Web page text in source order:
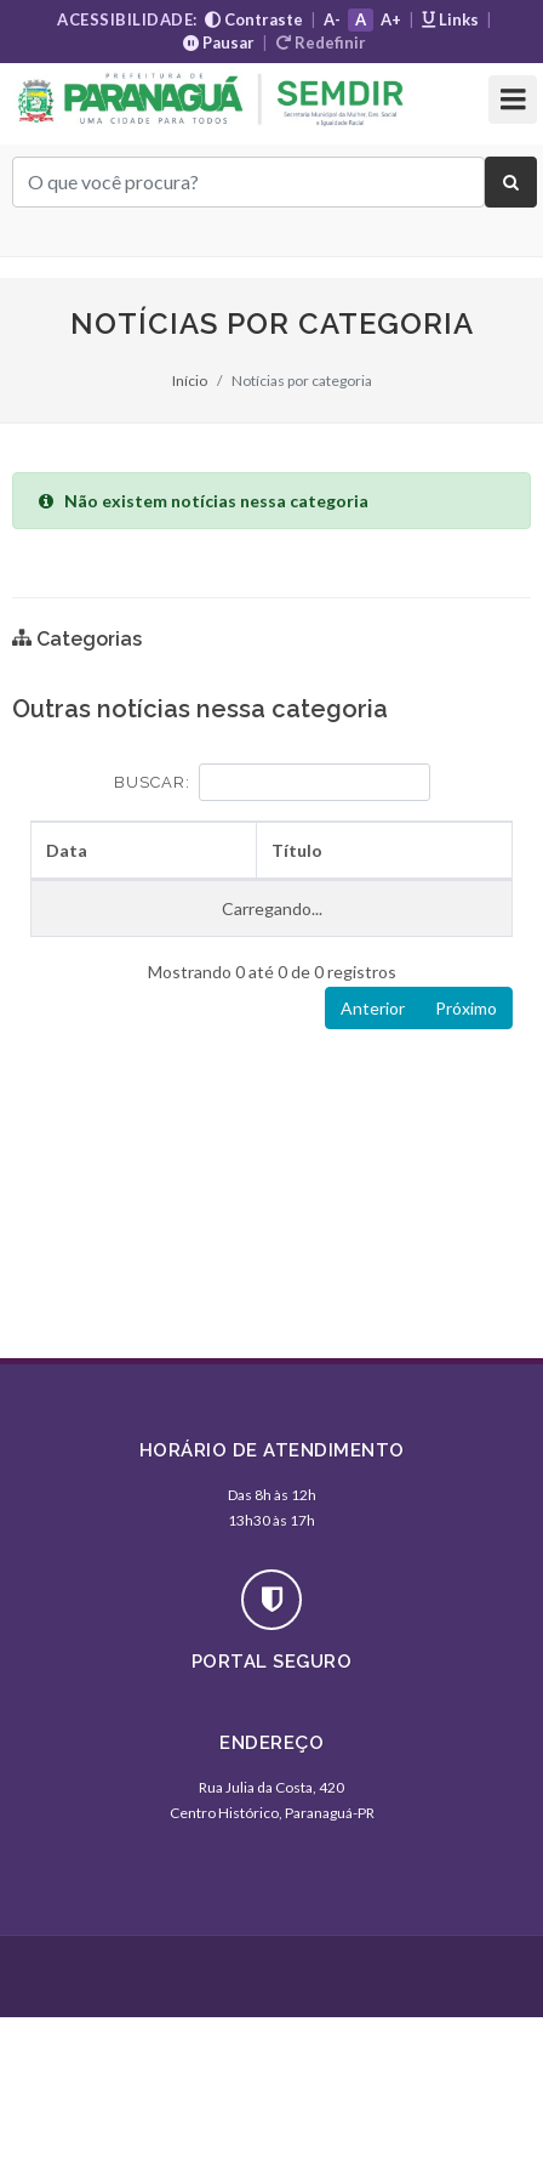
ACESSIBILIDADE: Contraste A- A A+ Links
Pausar
Redefinir
NOTÍCIAS POR CATEGORIA
Início Notícias por categoria
Não existem notícias nessa categoria
Categorias
Outras notícias nessa categoria
BUSCAR:
Data Título
Carregando...
Mostrando 0 até 0 de 0 registros
Anterior
Próximo
HORÁRIO DE ATENDIMENTO
Das 8h às 12h
13h30 às 17h
PORTAL SEGURO
ENDEREÇO
Rua Julia da Costa, 420
Centro Histórico, Paranaguá-PR